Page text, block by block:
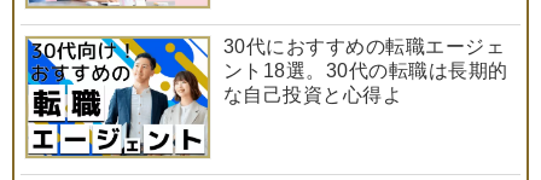
30代におすすめの転職エージェ
ント18選。30代の転職は長期的
な自己投資と心得よ